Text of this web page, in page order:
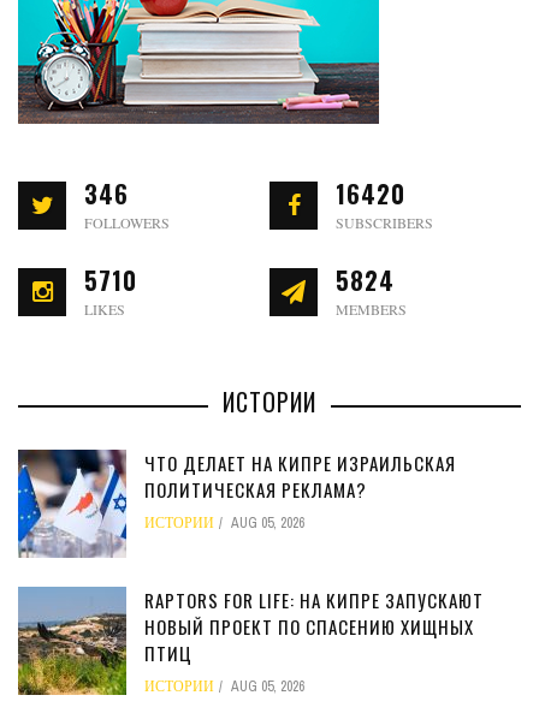
346
FOLLOWERS
16420
SUBSCRIBERS
5710
LIKES
5824
MEMBERS
ИСТОРИИ
ЧТО ДЕЛАЕТ НА КИПРЕ ИЗРАИЛЬСКАЯ
ПОЛИТИЧЕСКАЯ РЕКЛАМА?
ИСТОРИИ AUG 05, 2026
RAPTORS FOR LIFE: НА КИПРЕ ЗАПУСКАЮТ
НОВЫЙ ПРОЕКТ ПО СПАСЕНИЮ ХИЩНЫХ
ПТИЦ
ИСТОРИИ AUG 05, 2026